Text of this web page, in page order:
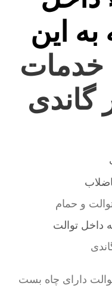
به این
خدمات
گاندی
و حمام
داخل توالت
دارای چاه بست